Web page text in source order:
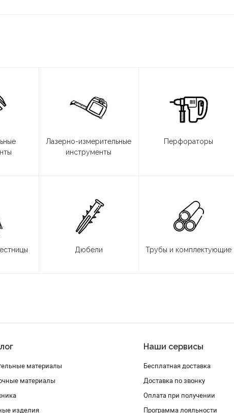
Лазерно-измерительные
инструменты
Перфораторы
Дюбели Трубы и комплектующие
материалы
материалы
изделия
Наши сервисы
Бесплатная доставка
Доставка по звонку
Оплата при получении
Программа лояльности